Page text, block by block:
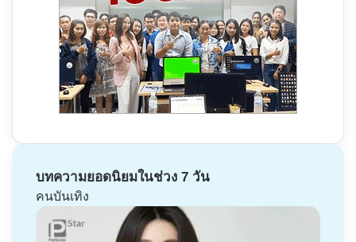
บทความยอดนิยมในช่วง 7 วัน
คนบันเทิง